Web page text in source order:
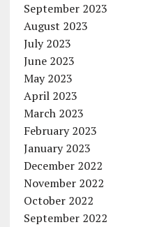
September 2023
August 2023
July 2023
June 2023
May 2023
April 2023
March 2023
February 2023
January 2023
December 2022
November 2022
October 2022
September 2022